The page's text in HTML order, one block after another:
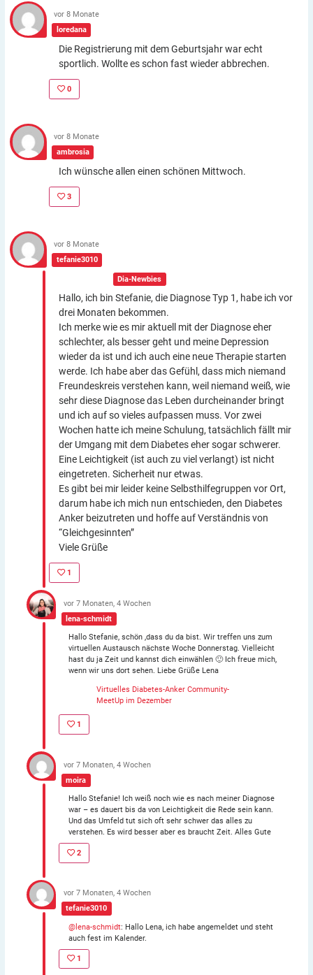
loredana
vor 8 Monate
Die Registrierung mit dem Geburtsjahr war echt
sportlich. Wollte es schon fast wieder abbrechen.
0
ambrosia
vor 8 Monate
Ich wünsche allen einen schönen Mittwoch.
3
tefanie3010
Dia-Newbies
vor 8 Monate
Hallo, ich bin Stefanie, die Diagnose Typ 1, habe ich vor
drei Monaten bekommen.
Ich merke wie es mir aktuell mit der Diagnose eher
schlechter, als besser geht und meine Depression
wieder da ist und ich auch eine neue Therapie starten
werde. Ich habe aber das Gefühl, dass mich niemand
Freundeskreis verstehen kann, weil niemand weiß, wie
sehr diese Diagnose das Leben durcheinander bringt
und ich auf so vieles aufpassen muss. Vor zwei
Wochen hatte ich meine Schulung, tatsächlich fällt mir
der Umgang mit dem Diabetes eher sogar schwerer.
Eine Leichtigkeit (ist auch zu viel verlangt) ist nicht
eingetreten. Sicherheit nur etwas.
Es gibt bei mir leider keine Selbsthilfegruppen vor Ort,
darum habe ich mich nun entschieden, den Diabetes
Anker beizutreten und hoffe auf Verständnis von
“Gleichgesinnten”
Viele Grüße
1
lena-schmidt
vor 7 Monaten, 4 Wochen
Hallo Stefanie, schön ,dass du da bist. Wir treffen uns zum
virtuellen Austausch nächste Woche Donnerstag. Vielleicht
hast du ja Zeit und kannst dich einwählen 🙂 Ich freue mich,
wenn wir uns dort sehen. Liebe Grüße Lena
Virtuelles Diabetes-Anker Community-
MeetUp im Dezember
1
moira
vor 7 Monaten, 4 Wochen
Hallo Stefanie! Ich weiß noch wie es nach meiner Diagnose
war – es dauert bis da von Leichtigkeit die Rede sein kann.
Und das Umfeld tut sich oft sehr schwer das alles zu
verstehen. Es wird besser aber es braucht Zeit. Alles Gute
2
tefanie3010
vor 7 Monaten, 4 Wochen
@lena-schmidt: Hallo Lena, ich habe angemeldet und steht
auch fest im Kalender.
1